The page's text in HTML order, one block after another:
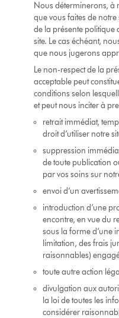
Nous déterminerons, à
que vous faites de
de la présente politique
site. Le cas échéant,
que nous jugerons
Le non-respect de la
acceptable peut
conditions selon
et peut nous inciter à
retrait immédiat,
droit d’utiliser notre
suppression
de toute publication
par vos soins sur
envoi d’un
introduction d’une
encontre, en vue du
sous la forme d’une
limitation, des frais
raisonnables)
toute autre action
divulgation aux
la loi de toutes les
considérer